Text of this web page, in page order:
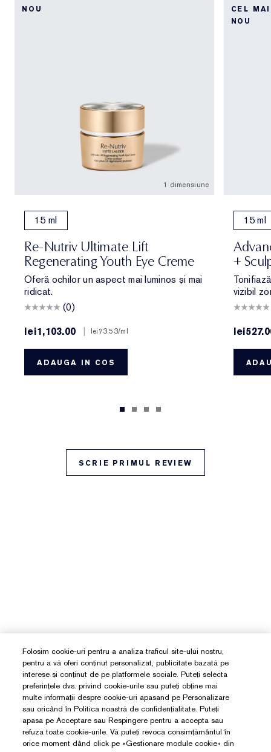
NOU
1 dimensiune
15 ml
Re-Nutriv Ultimate Lift
Regenerating Youth Eye Creme
Oferă ochilor un aspect mai luminos și mai
ridicat.
(0)
lei1,103.00
lei73.53/ml
ADAUGA IN COS
CEL
NOU
15 ml
+
vizibil
SCRIE PRIMUL REVIEW
Folosim cookie-uri pentru a analiza traficul site-ului nostru,
pentru a vă oferi conținut personalizat, publicitate bazată pe
interese și conținut de pe platformele sociale. Puteți selecta
preferințele dvs. privind cookie-urile sau puteți obține mai
multe informații despre cookie-uri apasand pe Personalizare
sau oricând în Politica noastră de confidențialitate. Puteți
apasa pe Acceptare sau Respingere pentru a accepta sau
refuza toate cookie-urile. Vă puteți revoca consimțământul în
orice moment dând click pe «Gestionare module cookie» din